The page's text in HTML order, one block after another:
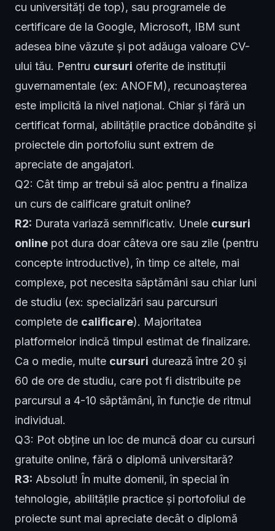
cu universități de top), sau programele de
certificare de la Google, Microsoft, IBM sunt
adesea bine văzute și pot adăuga valoare CV-
ului tău. Pentru cursuri oferite de instituții
guvernamentale (ex: ANOFM), recunoașterea
este implicită la nivel național. Chiar și fără un
certificat formal, abilitățile practice dobândite și
proiectele din portofoliu sunt extrem de
apreciate de angajatori.
Q2: Cât timp ar trebui să aloc pentru a finaliza
un curs de calificare gratuit online?
R2: Durata variază semnificativ. Unele cursuri
online pot dura doar câteva ore sau zile (pentru
concepte introductive), în timp ce altele, mai
complexe, pot necesita săptămâni sau chiar luni
de studiu (ex: specializări sau parcursuri
complete de calificare). Majoritatea
platformelor indică timpul estimat de finalizare.
Ca o medie, multe cursuri durează între 20 și
60 de ore de studiu, care pot fi distribuite pe
parcursul a 4-10 săptămâni, în funcție de ritmul
individual.
Q3: Pot obține un loc de muncă doar cu cursuri
gratuite online, fără o diplomă universitară?
R3: Absolut! În multe domenii, în special în
tehnologie, abilitățile practice și portofoliul de
proiecte sunt mai apreciate decât o diplomă